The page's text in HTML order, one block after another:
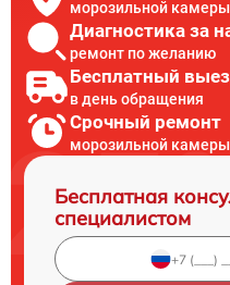
морозильной камеры
Диагностика за
ремонт по желанию
Бесплатный
в день обращения
Срочный ремонт
морозильной камеры
Бесплатная
специалистом